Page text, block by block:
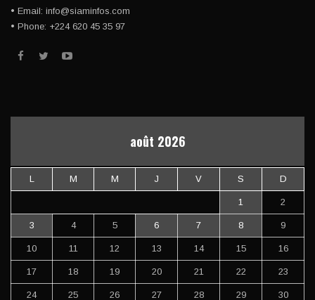
• Email: info@siaminfos.com
• Phone: +224 620 45 35 97
août 2026
L M M J V S D
1 2
3 4 5 6 7 8 9
10 11 12 13 14 15 16
17 18 19 20 21 22 23
24 25 26 27 28 29 30